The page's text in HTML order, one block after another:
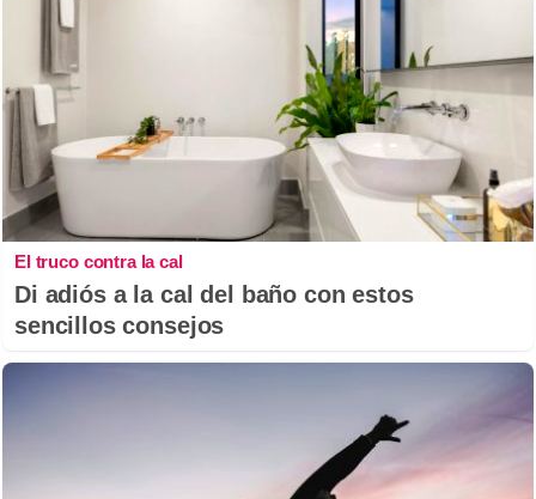
El truco contra la cal
Di adiós a la cal del baño con estos
sencillos consejos